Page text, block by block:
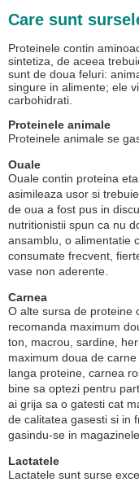
Care sunt
Proteinele contin
sintetiza, de aceea
sunt de doua feluri:
singure in alimente; ele
carbohidrati.
Proteinele animale
Proteinele animale se
Ouale
Ouale contin proteina
asimileaza usor si
de oua a fost pus in
nutritionistii spun ca nu
ansamblu, o alimentatie
consumate frecvent,
vase non aderente.
Carnea
O alte sursa de proteine
recomanda maximum
ton, macrou, sardine,
maximum doua de
langa proteine, carnea
bine sa optezi pentru
ai grija sa o gatesti cat
de calitatea gasesti si in
gasindu-se in
Lactatele
Lactatele sunt surse